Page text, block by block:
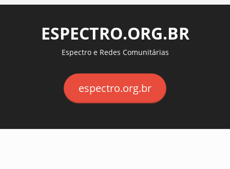
ESPECTRO.ORG.BR
Espectro e Redes Comunitárias
espectro.org.br